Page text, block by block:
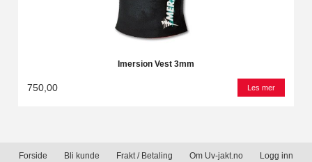
Imersion Vest 3mm
750,00 Les mer
Forside Bli kunde Frakt / Betaling Om Uv-jakt.no Logg inn